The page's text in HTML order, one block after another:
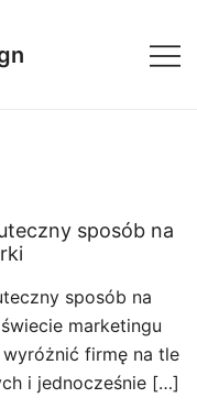
sposób na
sposób na
marketingu
firmę na tle
i jednocześnie […]